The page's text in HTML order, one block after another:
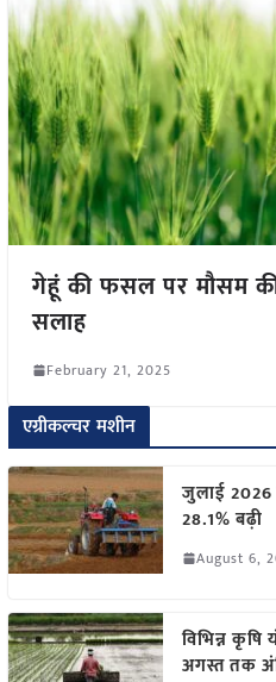
गेहूं की फसल पर मौसम
सलाह
February 21, 2025
एग्रीकल्चर मशीन
जुलाई 2026
28.1% बढ़ी
August 6,
विभिन्न
अगस्त तक